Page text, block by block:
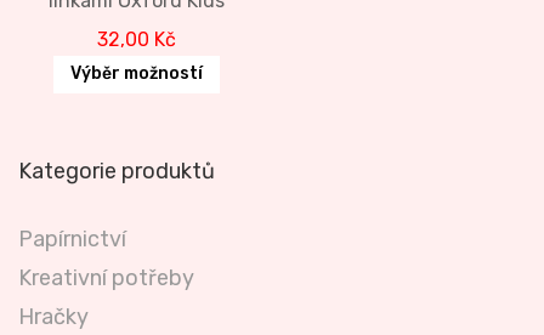
32,00 Kč
Výběr možností
Kategorie produktů
Papírnictví
Kreativní potřeby
Hračky